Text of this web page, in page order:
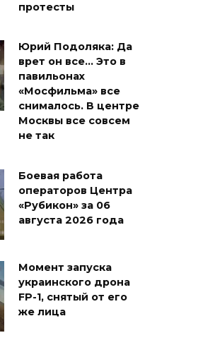
протесты
Юрий Подоляка: Да
врет он все… Это в
павильонах
«Мосфильма» все
снималось. В центре
Москвы все совсем
не так
Боевая работа
операторов Центра
«Рубикон» за 06
августа 2026 года
Момент запуска
украинского дрона
FP-1, снятый от его
же лица